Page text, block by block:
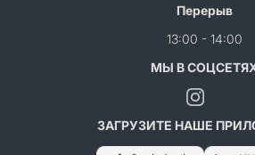
Перерыв
13:00 - 14:00
МЫ В
ЗАГРУЗИТЕ НАШЕ